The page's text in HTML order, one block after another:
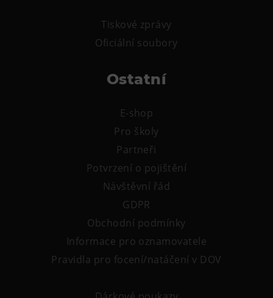
Tiskové zprávy
Oficiální soubory
Ostatní
E-shop
Pro školy
Partneři
Potvrzení o pojištění
Návštěvní řád
GDPR
Obchodní podmínky
Informace pro oznamovatele
Pravidla pro focení/natáčení v DOV